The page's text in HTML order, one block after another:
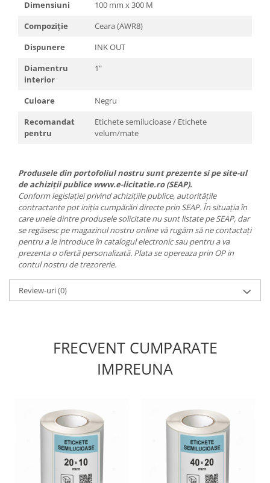
Dimensiuni
100 mm x 300 M
Compoziție
Ceara (AWR8)
Dispunere
INK OUT
Diamentru
interior
1"
Culoare
Negru
Recomandat
pentru
Etichete semilucioase / Etichete
velum/mate
Produsele din portofoliul nostru sunt prezente si pe site-ul
de achiziții publice www.e-licitatie.ro (SEAP).
Conform legislației privind achizițiile publice, autoritățile
contractante pot iniția cumpărări directe prin SEAP. În situația în
care unele dintre produsele solicitate nu sunt listate pe SEAP, dar
se regăsesc pe magazinul nostru online vă rugăm să ne contactați
pentru a le introduce în catalogul electronic sau pentru a va
prezenta o ofertă personalizată. Plata se opereaza prin OP in
contul nostru de trezorerie.
Review-uri(0)
FRECVENT CUMPARATE
IMPREUNA